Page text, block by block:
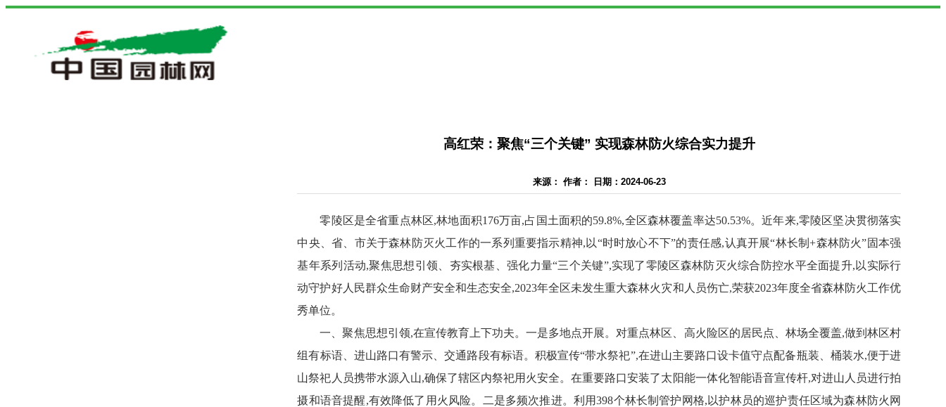
高红荣：聚焦“三个关键” 实现森林防火综合实力提升
来源： 作者： 日期：2024-06-23
零陵区是全省重点林区,林地面积176万亩,占国土面积的59.8%,全区森林覆盖率达50.53%。近年来,零陵区坚决贯彻落实
中央、省、市关于森林防灭火工作的一系列重要指示精神,以“时时放心不下”的责任感,认真开展“林长制+森林防火”固本强
基年系列活动,聚焦思想引领、夯实根基、强化力量“三个关键”,实现了零陵区森林防灭火综合防控水平全面提升,以实际行
动守护好人民群众生命财产安全和生态安全,2023年全区未发生重大森林火灾和人员伤亡,荣获2023年度全省森林防火工作优
秀单位。
一、聚焦思想引领,在宣传教育上下功夫。一是多地点开展。对重点林区、高火险区的居民点、林场全覆盖,做到林区村
组有标语、进山路口有警示、交通路段有标语。积极宣传“带水祭祀”,在进山主要路口设卡值守点配备瓶装、桶装水,便于进
山祭祀人员携带水源入山,确保了辖区内祭祀用火安全。在重要路口安装了太阳能一体化智能语音宣传杆,对进山人员进行拍
摄和语音提醒,有效降低了用火风险。二是多频次推进。利用398个林长制管护网格,以护林员的巡护责任区域为森林防火网